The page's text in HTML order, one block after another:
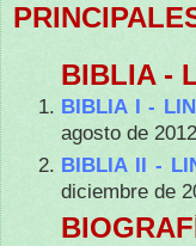
BIBLIA -
BIBLIA I -
agosto de 2012
BIBLIA II -
diciembre de